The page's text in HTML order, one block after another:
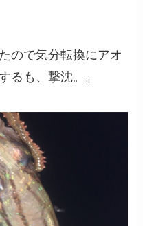
ので気分転換にアオ
るも、撃沈。。